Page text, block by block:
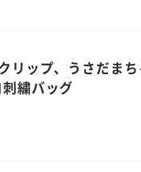
リップ、うさだまち
繍バッグ